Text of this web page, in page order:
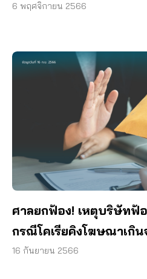
6 พฤศจิกายน 2566
ศาลยกฟ้อง! เหตุบริษัทฟ้
กรณีโคเรียคิงโฆษณาเกิน
16 กันยายน 2566